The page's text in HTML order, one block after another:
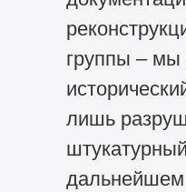
группы – мы
лишь
дальнейшем